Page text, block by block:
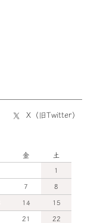
X（旧Twitter）
金 土
1
7 8
14 15
21 22